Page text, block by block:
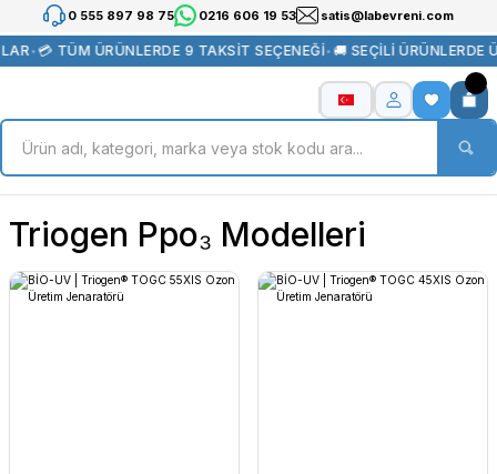
0 555 897 98 75 0216 606 19 53 satis@labevreni.com
•💳 TÜM ÜRÜNLERDE 9 TAKSİT SEÇENEĞİ•🚚 SEÇİLİ ÜRÜNLERDE
Triogen Ppo₃ Modelleri